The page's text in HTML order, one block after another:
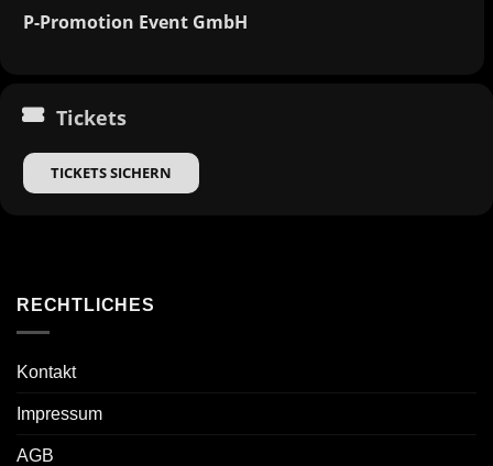
P-Promotion Event GmbH
Tickets
TICKETS SICHERN
RECHTLICHES
Kontakt
Impressum
AGB